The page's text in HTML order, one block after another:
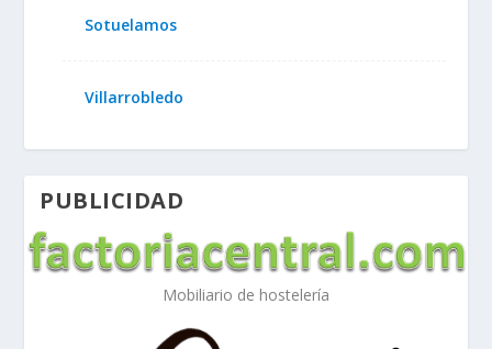
Sotuelamos
Villarrobledo
PUBLICIDAD
Mobiliario de hostelería